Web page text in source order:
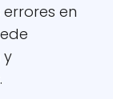
en
y